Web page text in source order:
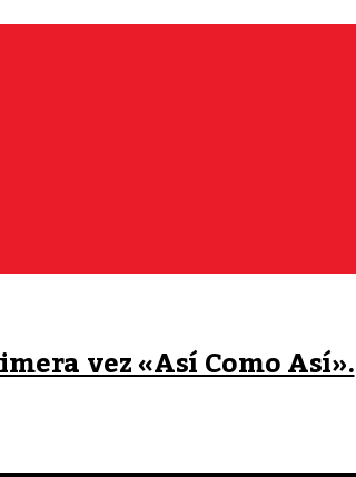
vez «Así Como Así».